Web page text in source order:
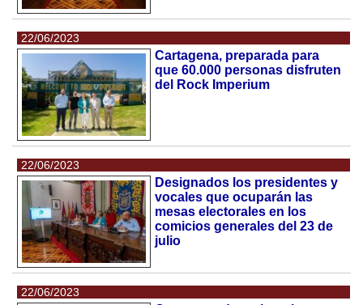
22/06/2023
Cartagena, preparada para
que 60.000 personas disfruten
del Rock Imperium
22/06/2023
Designados los presidentes y
vocales que ocuparán las
mesas electorales en los
comicios generales del 23 de
julio
22/06/2023